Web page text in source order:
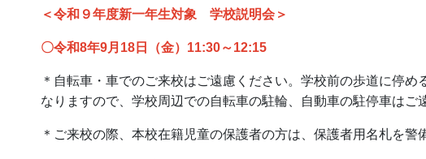
＜令和９年度新一年生対象 学校説明会＞
〇令和8年9月18日（金）11:30～12:15
＊自転車・車でのご来校はご遠慮ください。学校前の歩道に停
なりますので、学校周辺での自転車の駐輪、自動車の駐停車はご
＊ご来校の際、本校在籍児童の保護者の方は、保護者用名札を